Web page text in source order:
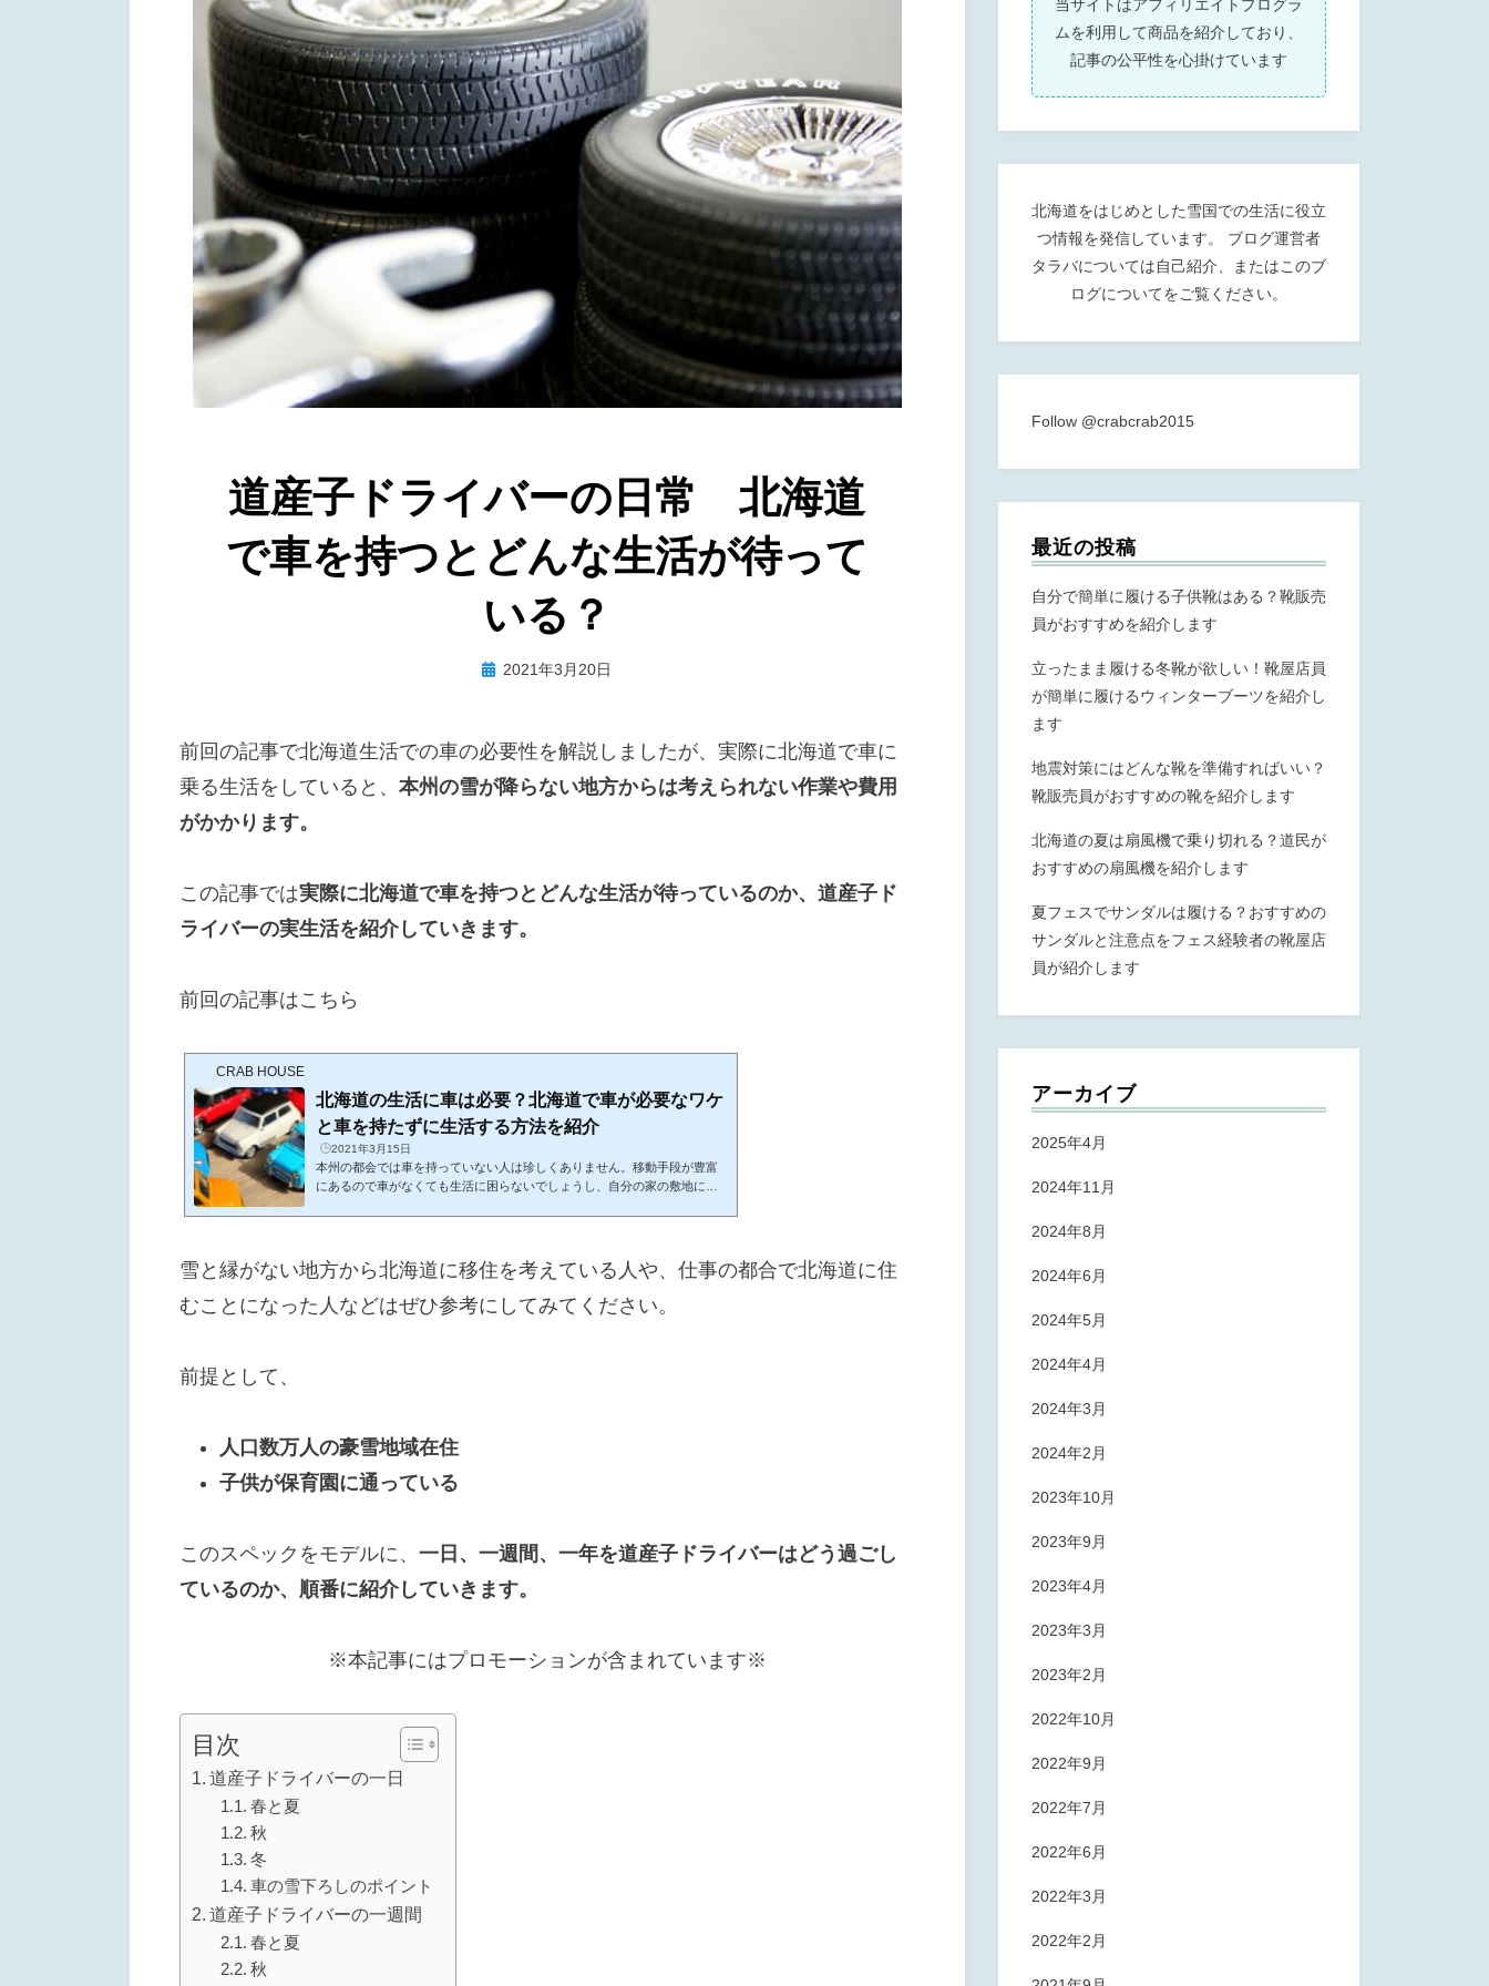
道産子ドライバーの日常 北海道
で車を持つとどんな生活が待って
いる？
投稿者タラバ
投 2021年3月20日
前回の記事で北海道生活での車の必要性を解説しましたが、実際に北海道で車に
乗る生活をしていると、 本州の雪が降らない地方からは考えられない作業や費用
がかかります。
この記事では実際に北海道で車を持つとどんな生活が待っているのか、道産子ド
ライバーの実生活を紹介していきます。
前回の記事はこちら
CRAB HOUSE
北海道の生活に車は必要？北海道で車が必要なワケ
と車を持たずに生活する方法を紹介
2021年3月15日
本州の都会では車を持っていない人は珍しくありません。移動手段が豊富
にあるので車がなくても生活に困らないでしょうし、自分の家の敷地に車
って、北海道の生活で車が必要かどうかは重要な検討事項ですよね。北海
道の生活に車は必要？札幌などの都市部以外に住むなら必要です！北海道
で生活するうえで車は必要不可欠なも...
雪と縁がない地方から北海道に移住を考えている人や、仕事の都合で北海道に住
むことになった人などはぜひ参考にしてみてください。
前提として、
人口数万人の豪雪地域在住
子供が保育園に通っている
このスペックをモデルに、 一日、一週間、一年を道産子ドライバーはどう過ごし
ているのか、順番に紹介していきます。
※本記事にはプロモーションが含まれています※
目次
道産子ドライバーの一日
春と夏
秋
冬
車の雪下ろしのポイント
道産子ドライバーの一週間
春と夏
秋
当サイトはアフィリエイトプログラ
ムを利用して商品を紹介しており、
記事の公平性を心掛けています
北海道をはじめとした雪国での生活に役立
つ情報を発信しています。 ブログ運営者
タラバについては自己紹介 、またはこのブ
ログについてをご覧ください。
Follow @crabcrab2015
最近の投稿
自分で簡単に履ける子供靴はある？靴販売
員がおすすめを紹介します
立ったまま履ける冬靴が欲しい！靴屋店員
が簡単に履けるウィンターブーツを紹介し
ます
地震対策にはどんな靴を準備すればいい？
靴販売員がおすすめの靴を紹介します
北海道の夏は扇風機で乗り切れる？道民が
おすすめの扇風機を紹介します
夏フェスでサンダルは履ける？おすすめの
サンダルと注意点をフェス経験者の靴屋店
員が紹介します
アーカイブ
2025年4月
2024年11月
2024年8月
2024年6月
2024年5月
2024年4月
2024年3月
2024年2月
2023年10月
2023年9月
2023年4月
2023年3月
2023年2月
2022年10月
2022年9月
2022年7月
2022年6月
2022年3月
2022年2月